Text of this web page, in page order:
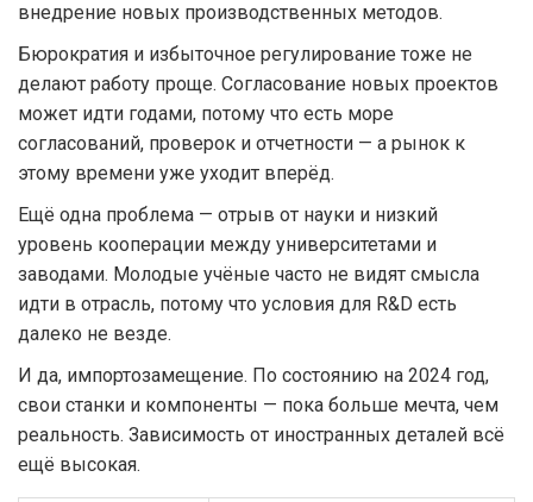
внедрение новых производственных методов.
Бюрократия и избыточное регулирование тоже не
делают работу проще. Согласование новых проектов
может идти годами, потому что есть море
согласований, проверок и отчетности — а рынок к
этому времени уже уходит вперёд.
Ещё одна проблема — отрыв от науки и низкий
уровень кооперации между университетами и
заводами. Молодые учёные часто не видят смысла
идти в отрасль, потому что условия для R&D есть
далеко не везде.
И да, импортозамещение. По состоянию на 2024 год,
свои станки и компоненты — пока больше мечта, чем
реальность. Зависимость от иностранных деталей всё
ещё высокая.